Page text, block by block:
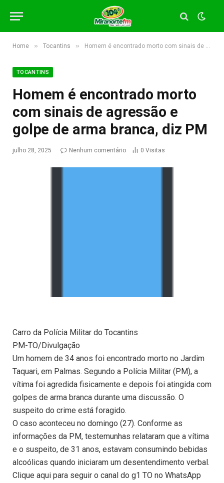
Home » Tocantins » Homem é encontrado morto com sinais de agressão e golpe de arma branca, diz PM
TOCANTINS
Homem é encontrado morto
com sinais de agressão e
golpe de arma branca, diz PM
julho 28, 2025 Nenhum comentário 0 Visitas
Carro da Polícia Militar do Tocantins
PM-TO/Divulgação
Um homem de 34 anos foi encontrado morto no Jardim
Taquari, em Palmas. Segundo a Polícia Militar (PM), a
vítima foi agredida fisicamente e depois foi atingida com
golpes de arma branca durante uma discussão. O
suspeito do crime está foragido.
O caso aconteceu no domingo (27). Conforme as
informações da PM, testemunhas relataram que a vítima
e o suspeito, de 31 anos, estavam consumindo bebidas
alcoólicas quando iniciaram um desentendimento verbal.
Clique aqui para seguir o canal do g1 TO no WhatsApp